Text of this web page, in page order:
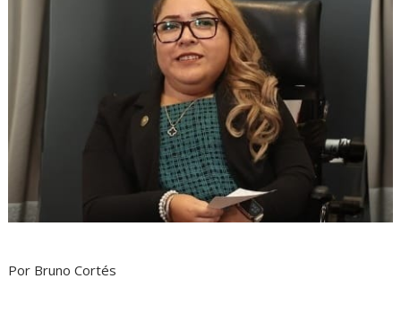
Por Bruno Cortés